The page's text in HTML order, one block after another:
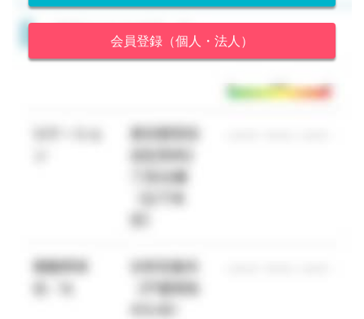
会員登録（個人・法人）